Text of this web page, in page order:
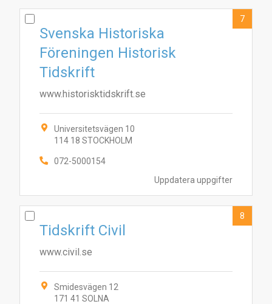
Uppdatera uppgifter
Svenska Historiska
Föreningen Historisk
Tidskrift
www.historisktidskrift.se
Universitetsvägen 10
114 18 STOCKHOLM
072-5000154
7
Tidskrift Civil
www.civil.se
Smidesvägen 12
171 41 SOLNA
8